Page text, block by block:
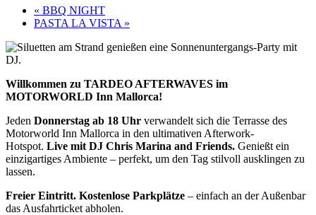
« BBQ NIGHT
PASTA LA VISTA »
Willkommen zu TARDEO AFTERWAVES im
MOTORWORLD Inn Mallorca!
Jeden Donnerstag ab 18 Uhr verwandelt sich die Terrasse des
Motorworld Inn Mallorca in den ultimativen Afterwork-
Hotspot. Live mit DJ Chris Marina and Friends. Genießt ein
einzigartiges Ambiente – perfekt, um den Tag stilvoll ausklingen zu
lassen.
Freier Eintritt. Kostenlose Parkplätze – einfach an der Außenbar
das Ausfahrticket abholen.